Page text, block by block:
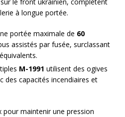
à longue portée.
portée maximale de 60
assistés par fusée, surclassant
M-1991 utilisent des ogives
des capacités incendiaires et
pour maintenir une pression